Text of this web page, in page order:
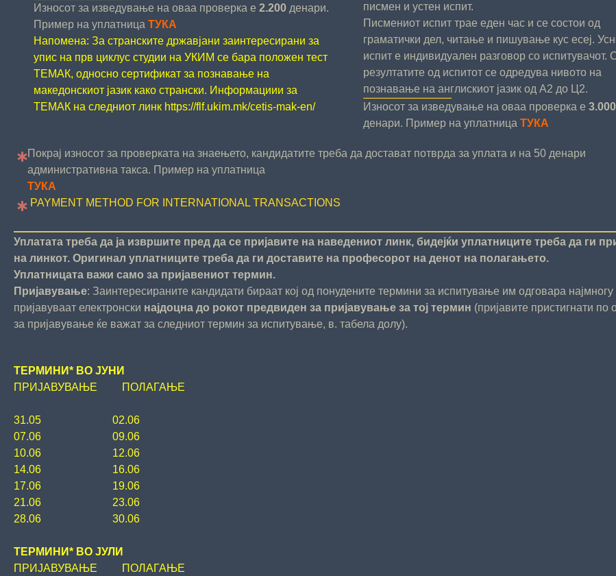
Износот за изведување на оваа проверка е 2.200 денари.
Пример на уплатница ТУКА
Напомена: За странските државјани заинтересирани за
упис на прв циклус студии на УКИМ се бара положен тест
ТЕМАК, односно сертификат за познавање на
македонскиот јазик како странски. Информациии за
ТЕМАК на следниот линк https://flf.ukim.mk/cetis-mak-en/
писмен и устен испит.
Писмениот испит трае еден час и се состои од
граматички дел, читање и пишување кус есеј.
испит е индивидуален разговор со испитувачот.
резултатите од испитот се одредува нивото на
познавање на англискиот јазик од А2 до Ц2.
Износот за изведување на оваа проверка е 3.000
денари. Пример на уплатница ТУКА
Покрај износот за проверката на знаењето, кандидатите треба да достават потврда за уплата и на 50 денари
административна такса. Пример на уплатница
ТУКА
PAYMENT METHOD FOR INTERNATIONAL TRANSACTIONS
Уплатата треба да ја извршите пред да се пријавите на наведениот линк, бидејќи уплатниците треба да ги
на линкот. Оригинал уплатниците треба да ги доставите на професорот на денот на полагањето.
Уплатницата важи само за пријавениот термин.
Пријавување: Заинтересираните кандидати бираат кој од понудените термини за испитување им одговара најмногу
пријавуваат електронски најдоцна до рокот предвиден за пријавување за тој термин (пријавите пристигнати по
за пријавување ќе важат за следниот термин за испитување, в. табела долу).
ТЕРМИНИ* ВО ЈУНИ
ПРИЈАВУВАЊЕ ПОЛАГАЊЕ
31.05 02.06
07.06 09.06
10.06 12.06
14.06 16.06
17.06 19.06
21.06 23.06
28.06 30.06
ТЕРМИНИ* ВО JУЛИ
ПРИЈАВУВАЊЕ ПОЛАГАЊЕ